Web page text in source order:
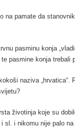
na pamate da
pasminu konja
pasmine konja trebali
naziva
životinja koje su
sl. i nikomu nije palo